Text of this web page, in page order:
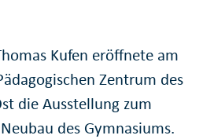
Kufen eröffnete am
Zentrum des
die Ausstellung zum
des Gymnasiums.